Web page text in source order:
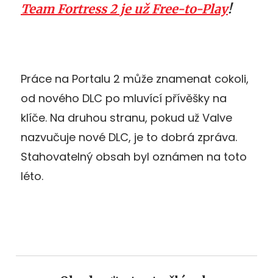
Team Fortress 2 je už Free-to-Play!
Práce na Portalu 2 může znamenat cokoli,
od nového DLC po mluvící přívěšky na
klíče. Na druhou stranu, pokud už Valve
nazvučuje nové DLC, je to dobrá zpráva.
Stahovatelný obsah byl oznámen na toto
léto.